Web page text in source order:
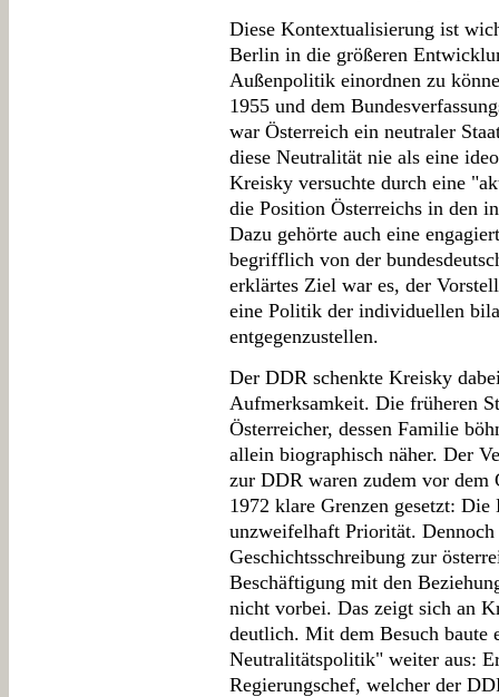
Diese Kontextualisierung ist
Berlin in die größeren
Außenpolitik einordnen zu
1955 und dem
war Österreich ein neutraler
diese Neutralität nie als eine
Kreisky versuchte durch eine
die Position Österreichs in den
Dazu gehörte auch eine
begrifflich von der
erklärtes Ziel war es, der
eine Politik der individuellen
entgegenzustellen.
Der DDR schenkte Kreisky
Aufmerksamkeit. Die früheren
Österreicher, dessen Familie
allein biographisch näher. Der
zur DDR waren zudem vor dem
1972 klare Grenzen gesetzt:
unzweifelhaft Priorität. Dennoch
Geschichtsschreibung zur
Beschäftigung mit den
nicht vorbei. Das zeigt sich an
deutlich. Mit dem Besuch baute
Neutralitätspolitik" weiter aus:
Regierungschef, welcher der